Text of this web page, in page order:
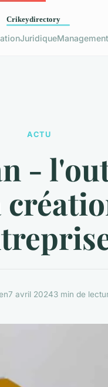
JuridiqueManagement
ACTU
-
7 avril 20243 min de